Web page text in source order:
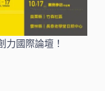
力國際論壇！